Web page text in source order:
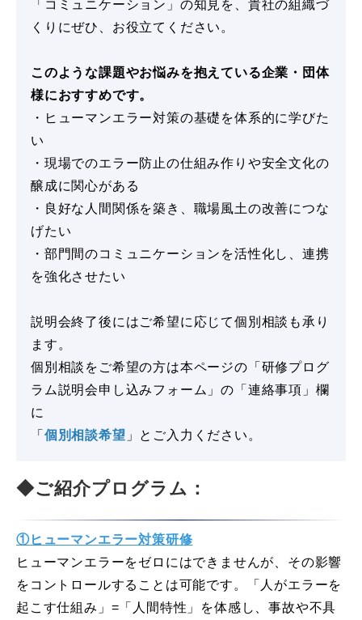
「コミュニケーション」の知見を、貴社の組織づ
くりにぜひ、お役立てください。
このような課題やお悩みを抱えている企業・団体
様におすすめです。
・ヒューマンエラー対策の基礎を体系的に学びた
い
・現場でのエラー防止の仕組み作りや安全文化の
醸成に関心がある
・良好な人間関係を築き、職場風土の改善につな
げたい
・部門間のコミュニケーションを活性化し、連携
を強化させたい
説明会終了後にはご希望に応じて個別相談も承り
ます。
個別相談をご希望の方は本ページの「研修プログ
ラム説明会申し込みフォーム」の「連絡事項」欄
に
「 個別相談希望 」とご入力ください。
◆ご紹介プログラム：
①ヒューマンエラー対策研修
ヒューマンエラーをゼロにはできませんが、その影響
をコントロールすることは可能です。「人がエラーを
起こす仕組み」=「人間特性」を体感し、事故や不具